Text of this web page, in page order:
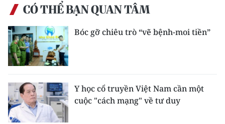
CÓ THỂ BẠN QUAN TÂM
Bóc gỡ chiêu trò “vẽ bệnh-moi tiền”
Y học cổ truyền Việt Nam cần một
cuộc "cách mạng" về tư duy